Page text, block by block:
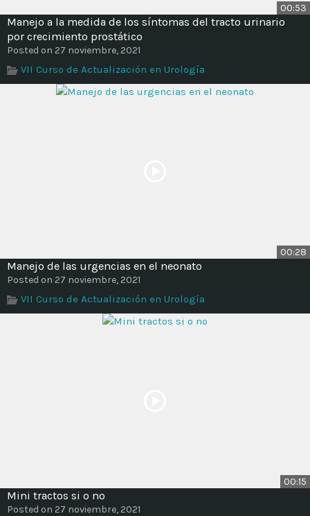
00:53
Manejo a la medida de los síntomas del tracto urinario
por crecimiento prostático
Posted on 27 noviembre, 2021
VII Curso de Actualización en Urología
00:28
Manejo de las urgencias en el neonato
Posted on 27 noviembre, 2021
VII Curso de Actualización en Urología
00:15
Mini tractos si o no
Posted on 27 noviembre, 2021